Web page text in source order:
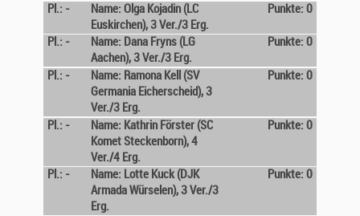
Pl.: -
Name: Olga Kojadin (LC
Euskirchen), 3 Ver./3 Erg.
Punkte: 0
Pl.: -
Name: Dana Fryns (LG
Aachen), 3 Ver./3 Erg.
Punkte: 0
Pl.: -
Name: Ramona Kell (SV
Germania Eicherscheid), 3
Ver./3 Erg.
Punkte: 0
Pl.: -
Name: Kathrin Förster (SC
Komet Steckenborn), 4
Ver./4 Erg.
Punkte: 0
Pl.: -
Name: Lotte Kuck (DJK
Armada Würselen), 3 Ver./3
Erg.
Punkte: 0